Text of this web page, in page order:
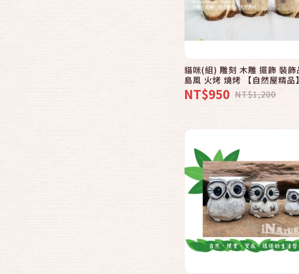
貓咪(組) 雕刻 木雕 擺飾 裝飾品 峇里
島風 火烤 燒烤 【自然屋精品】
NT$950 NT$1,200
快速結帳
加入購物車
快速結帳